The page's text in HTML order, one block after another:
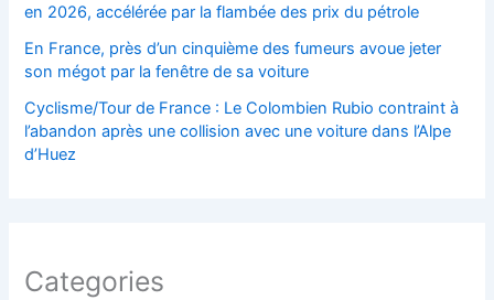
en 2026, accélérée par la flambée des prix du pétrole
En France, près d’un cinquième des fumeurs avoue jeter
son mégot par la fenêtre de sa voiture
Cyclisme/Tour de France : Le Colombien Rubio contraint à
l’abandon après une collision avec une voiture dans l’Alpe
d’Huez
Categories